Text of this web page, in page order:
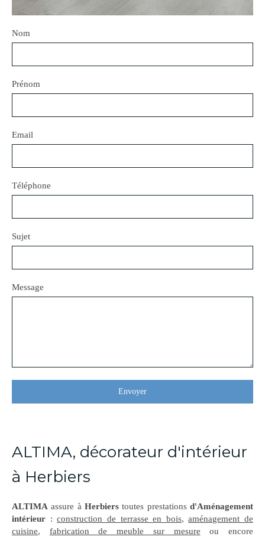
Nom
Prénom
Email
Téléphone
Sujet
Message
Envoyer
ALTIMA, décorateur d'intérieur
à Herbiers
ALTIMA assure à Herbiers toutes prestationsd'Aménagement
intérieur :construction de terrasse en bois,aménagement de
cuisine, fabrication de meuble sur mesure ou encore